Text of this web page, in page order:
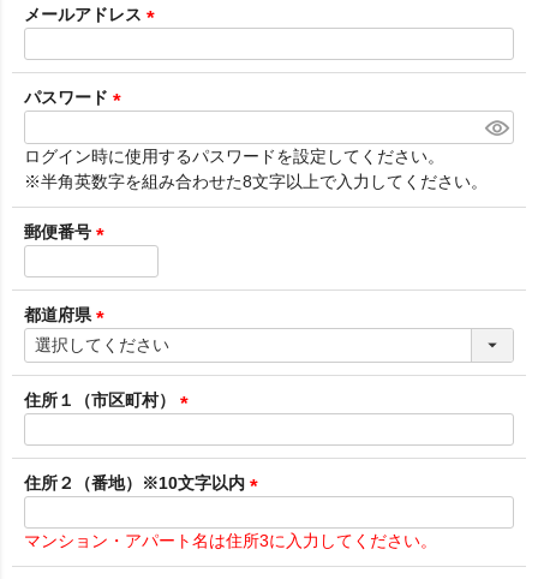
須
メールアドレス
必
パスワード
必
須
)
ログイン時に使用するパスワードを設定してください。
※半角英数字を組み合わせた8文字以上で入力してください。
郵便番号
必
須
)
都道府県
(
必
須
住所１（市区町村）
必
須
住所２（番地）※10文字以内
必
須
マンション・アパート名は住所3に入力してください。